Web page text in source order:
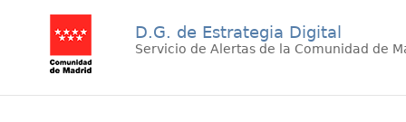
D.G. de Estrategia Digital
Servicio de Alertas de la Comunidad de